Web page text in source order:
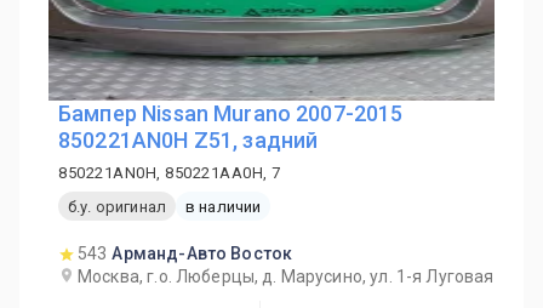
Бампер Nissan Murano 2007-2015
850221AN0H Z51, задний
850221AN0H, 850221AA0H, 7
б.у. оригинал
в наличии
543 Арманд-Авто Восток
Москва, г.о. Люберцы, д. Марусино, ул. 1-я Луговая